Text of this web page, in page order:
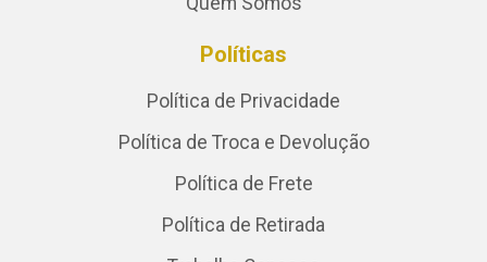
Políticas
Política de Privacidade
Política de Troca e Devolução
Política de Frete
Política de Retirada